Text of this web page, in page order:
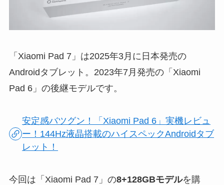
「Xiaomi Pad 7」は2025年3月に日本発売の
Androidタブレット。2023年7月発売の「Xiaomi
Pad 6」の後継モデルです。
安定感バツグン！「Xiaomi Pad 6」実機レビュ
ー！144Hz液晶搭載のハイスペックAndroidタブ
レット！
今回は「Xiaomi Pad 7」の8+128GBモデルを購